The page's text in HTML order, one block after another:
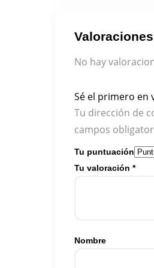
Valoraciones
No hay
Sé el primero en
Tu dirección de
campos
Tu puntuación
Tu valoración *
Nombre